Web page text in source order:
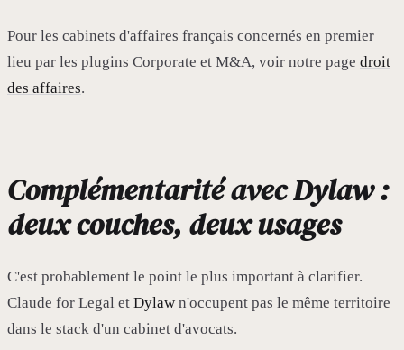
Pour les cabinets d'affaires français concernés en premier
lieu par les plugins Corporate et M&A, voir notre page droit
des affaires.
Complémentarité avec Dylaw :
deux couches, deux usages
C'est probablement le point le plus important à clarifier.
Claude for Legal et Dylaw n'occupent pas le même territoire
dans le stack d'un cabinet d'avocats.